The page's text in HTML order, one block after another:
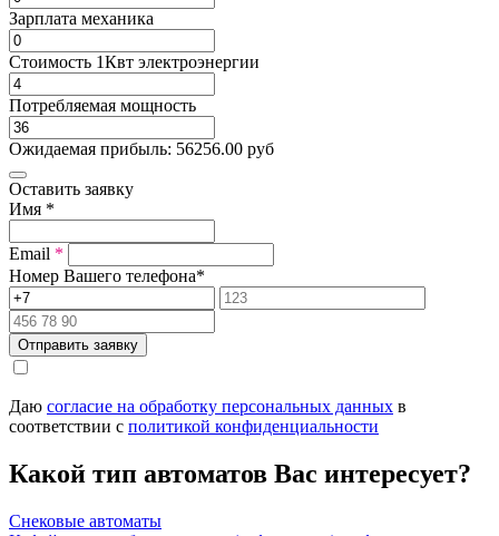
Зарплата механика
Стоимость 1Квт электроэнергии
Потребляемая мощность
Ожидаемая прибыль: 56256.00 руб
Оставить заявку
Имя *
Email *
Номер Вашего телефона*
Отправить заявку
Даю согласие на обработку персональных данных в
соответствии с политикой конфиденциальности
Какой тип автоматов Вас интересует?
Снековые автоматы